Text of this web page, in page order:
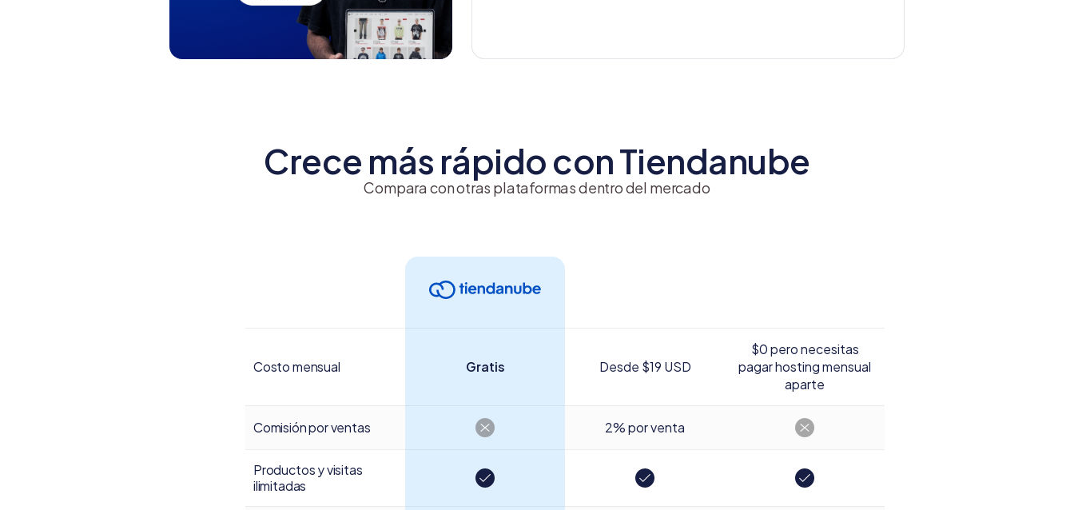
Crece más rápido con Tiendanube
Compara con otras plataformas dentro del mercado
Costo mensual Gratis Desde $19 USD
$0 pero necesitas
pagar hosting mensual
aparte
Comisión por ventas 2% por venta
Productos y visitas
ilimitadas